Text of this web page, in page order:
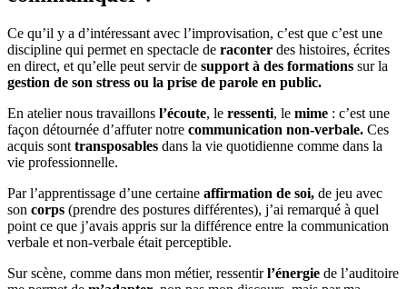
Ce qu’il y a d’intéressant avec l’improvisation, c’est que c’est une
discipline qui permet en spectacle de raconter des histoires, écrites
en direct, et qu’elle peut servir de support à des formations sur la
gestion de son stress ou la prise de parole en public.
En atelier nous travaillons l’écoute, le ressenti, le mime : c’est une
façon détournée d’affuter notre communication non-verbale. Ces
acquis sont transposables dans la vie quotidienne comme dans la
vie professionnelle.
Par l’apprentissage d’une certaine affirmation de soi, de jeu avec
son corps (prendre des postures différentes), j’ai remarqué à quel
point ce que j’avais appris sur la différence entre la communication
verbale et non-verbale était perceptible.
Sur scène, comme dans mon métier, ressentirl’énergie de l’auditoire